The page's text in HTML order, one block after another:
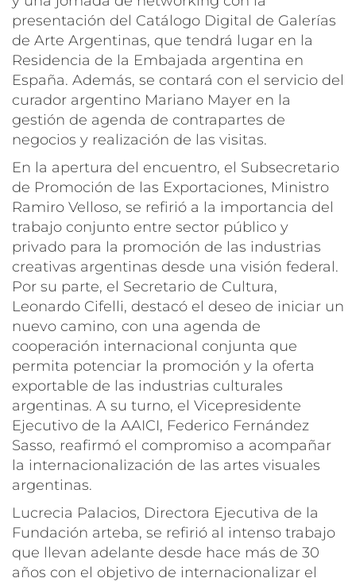
presentación del Catálogo Digital de Galerías
de Arte Argentinas, que tendrá lugar en la
Residencia de la Embajada argentina en
España. Además, se contará con el servicio del
curador argentino Mariano Mayer en la
gestión de agenda de contrapartes de
negocios y realización de las visitas.
En la apertura del encuentro, el Subsecretario
de Promoción de las Exportaciones, Ministro
Ramiro Velloso, se refirió a la importancia del
trabajo conjunto entre sector público y
privado para la promoción de las industrias
creativas argentinas desde una visión federal.
Por su parte, el Secretario de Cultura,
Leonardo Cifelli, destacó el deseo de iniciar un
nuevo camino, con una agenda de
cooperación internacional conjunta que
permita potenciar la promoción y la oferta
exportable de las industrias culturales
argentinas. A su turno, el Vicepresidente
Ejecutivo de la AAICI, Federico Fernández
Sasso, reafirmó el compromiso a acompañar
la internacionalización de las artes visuales
argentinas.
Lucrecia Palacios, Directora Ejecutiva de la
Fundación arteba, se refirió al intenso trabajo
que llevan adelante desde hace más de 30
años con el objetivo de internacionalizar el